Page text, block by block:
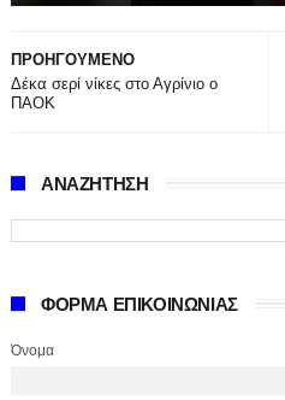
ΠΡΟΗΓΟΥΜΕΝΟ
Δέκα σερί νίκες στο Αγρίνιο ο
ΠΑΟΚ
ΑΝΑΖΗΤΗΣΗ
ΦΟΡΜΑ ΕΠΙΚΟΙΝΩΝΙΑΣ
Όνομα